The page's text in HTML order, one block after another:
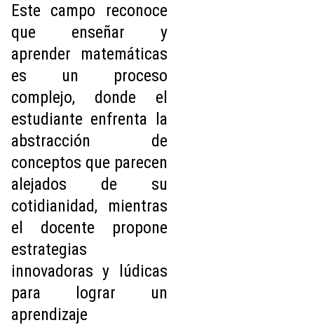
Este campo reconoce
que enseñar y
aprender matemáticas
es un proceso
complejo, donde el
estudiante enfrenta la
abstracción de
conceptos que parecen
alejados de su
cotidianidad, mientras
el docente propone
estrategias
innovadoras y lúdicas
para lograr un
aprendizaje